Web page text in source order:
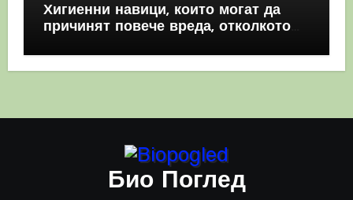
Хигиенни навици, които могат да
причинят повече вреда, отколкото
Био Поглед